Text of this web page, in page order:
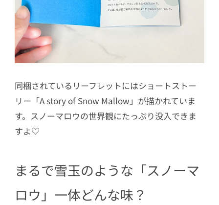
同梱されているリーフレットにはショートストー
リー「A story of Snow Mallow」が描かれていま
す。スノーマロウの世界観にたっぷり没入できま
すよ♡
まるで雪玉のような「スノーマ
ロウ」一体どんな味？